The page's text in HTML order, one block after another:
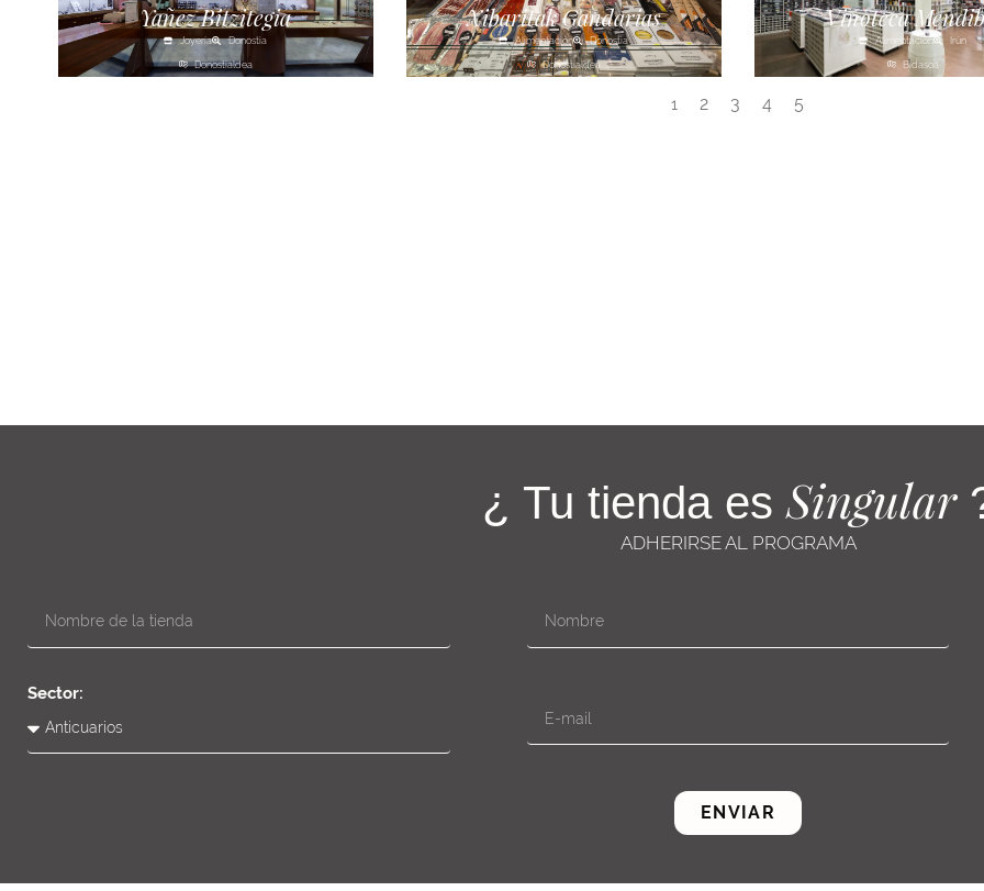
Yañez Bitzitegia
Joyería Donostia
Donostialdea
Xibaritak Gandarias
Alimentación Donostia
Donostialdea
Vinoteca
Alimentación Irún
Bidasoa
1 2 3 4 5
¿ Tu tienda esSingular
ADHERIRSE AL PROGRAMA
Sector:
ENVIAR